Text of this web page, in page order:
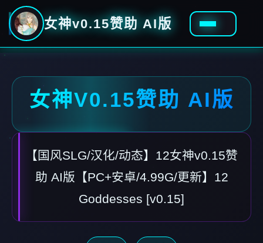
女神v0.15赞助 AI版
女神V0.15赞助 AI版
【国风SLG/汉化/动态】12女神v0.15赞
助 AI版【PC+安卓/4.99G/更新】12
Goddesses [v0.15]